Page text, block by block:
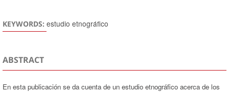
KEYWORDS: estudio etnográfico
ABSTRACT
En esta publicación se da cuenta de un estudio etnográfico acerca de los